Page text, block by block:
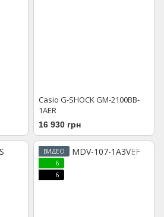
Casio G-SHOCK GM-2100BB-
1AER
16 930 грн
ВИДЕО
6
6